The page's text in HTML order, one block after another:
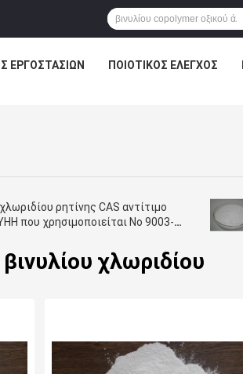
ΕΡΓΟΣΤΑΣΊΩΝ ΠΟΙΟΤΙΚΌΣ ΈΛΕΓΧΟΣ
ρητίνης CAS αντίτιμο
που χρησιμοποιείται Νο 9003-
χλωριδίου